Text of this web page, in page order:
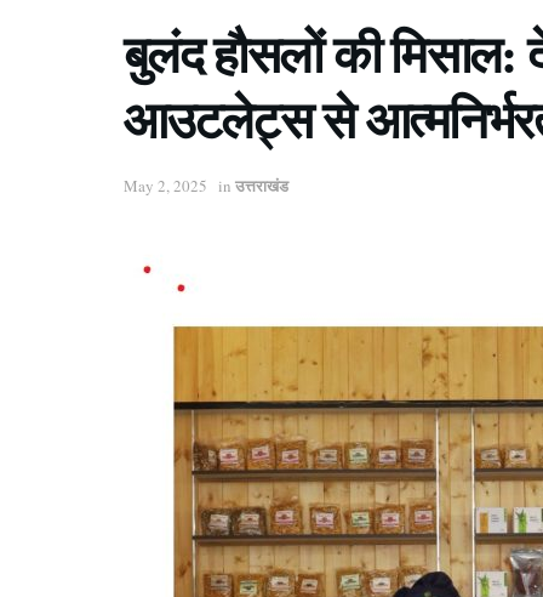
बुलंद हौसलों की
आउटलेट्स से
May 2, 2025 in उत्तराखंड